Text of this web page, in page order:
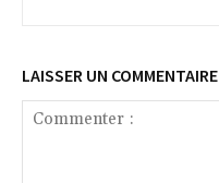
LAISSER UN COMMENTAIRE